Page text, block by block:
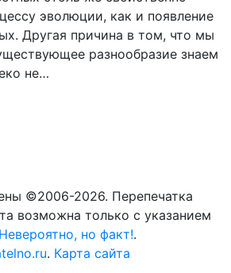
эволюции, как и появление
Другая причина в том, что мы
разнообразие знаем
не…
©2006-2026. Перепечатка
возможна только с указанием
Невероятно, но факт!.
. Карта сайта